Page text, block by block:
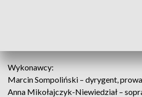
Wykonawcy:
Marcin Sompoliński – dyrygent,
Anna Mikołajczyk-Niewiedział –